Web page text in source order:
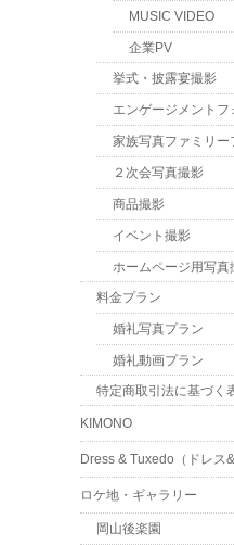
MUSIC VIDEO
企業PV
挙式・披露宴撮影
エンゲージメントフ
家族写真ファミリー
２次会写真撮影
商品撮影
イベント撮影
ホームページ用写真
料金プラン
婚礼写真プラン
婚礼動画プラン
特定商取引法に基づく
KIMONO
Dress & Tuxedo（ドレス
ロケ地・ギャラリー
岡山後楽園